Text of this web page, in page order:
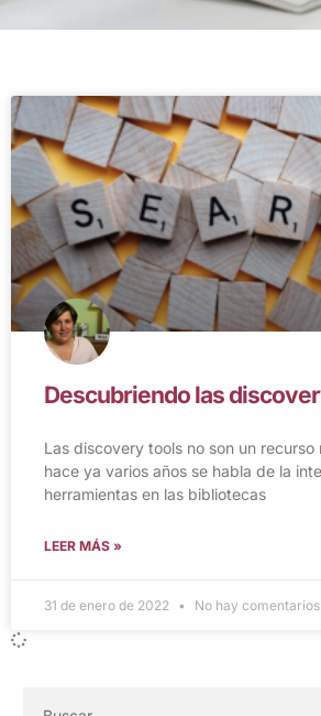
Descubriendo las
Las discovery tools no son un recurso
hace ya varios años se habla de la
herramientas en las bibliotecas
LEER MÁS »
31 de enero de 2022 No hay comentarios